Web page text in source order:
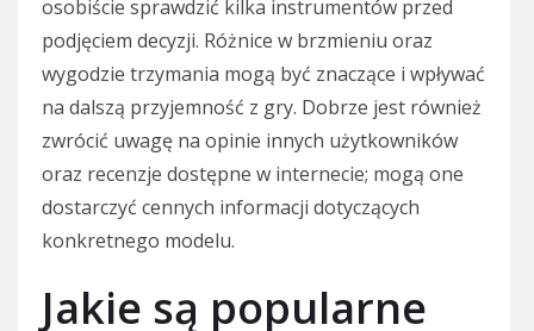
osobiście sprawdzić kilka instrumentów przed
podjęciem decyzji. Różnice w brzmieniu oraz
wygodzie trzymania mogą być znaczące i wpływać
na dalszą przyjemność z gry. Dobrze jest również
zwrócić uwagę na opinie innych użytkowników
oraz recenzje dostępne w internecie; mogą one
dostarczyć cennych informacji dotyczących
konkretnego modelu.
Jakie są popularne